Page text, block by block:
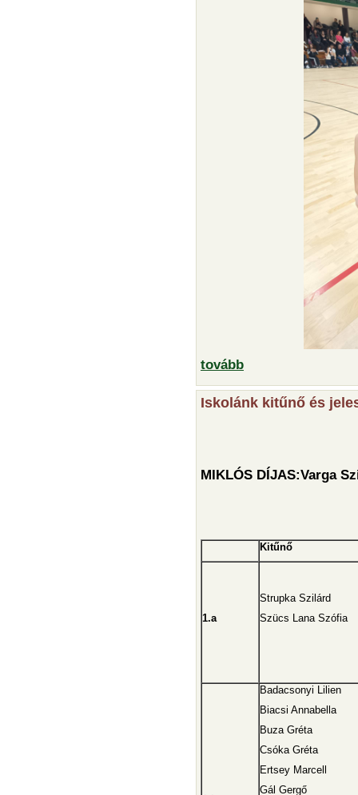
tovább
Iskolánk kitűnő és
MIKLÓS DÍJAS:Varga
Kitűnő
1.a
Strupka Szilárd
Szücs Lana Szófia
Badacsonyi Lilien
Biacsi Annabella
Buza Gréta
Csóka Gréta
Ertsey Marcell
Gál Gergő